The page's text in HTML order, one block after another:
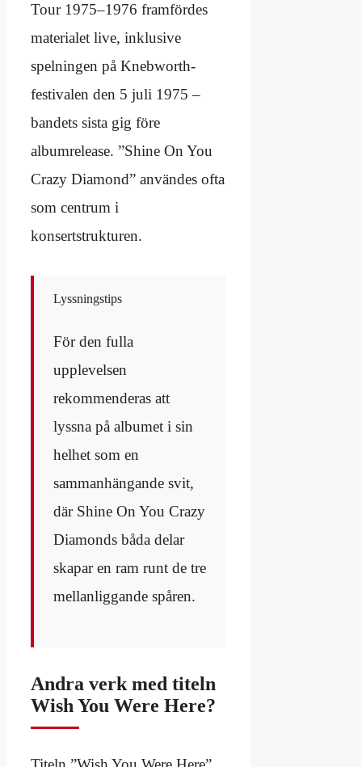
Tour 1975–1976 framfördes
materialet live, inklusive
spelningen på Knebworth-
festivalen den 5 juli 1975 –
bandets sista gig före
albumrelease. ”Shine On You
Crazy Diamond” användes ofta
som centrum i
konsertstrukturen.
Lyssningstips
För den fulla
upplevelsen
rekommenderas att
lyssna på albumet i sin
helhet som en
sammanhängande svit,
där Shine On You Crazy
Diamonds båda delar
skapar en ram runt de tre
mellanliggande spåren.
Andra verk med titeln
Wish You Were Here?